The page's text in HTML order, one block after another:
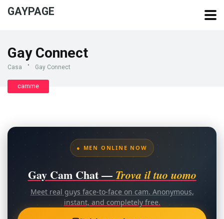
GAYPAGE
Gay Connect
Casa " Gay Connect
camme
● MEN ONLINE NOW
Gay Cam Chat — Trova il tuo uomo
Meet real guys face-to-face on cam. Anonymous,
instant, and completely free.